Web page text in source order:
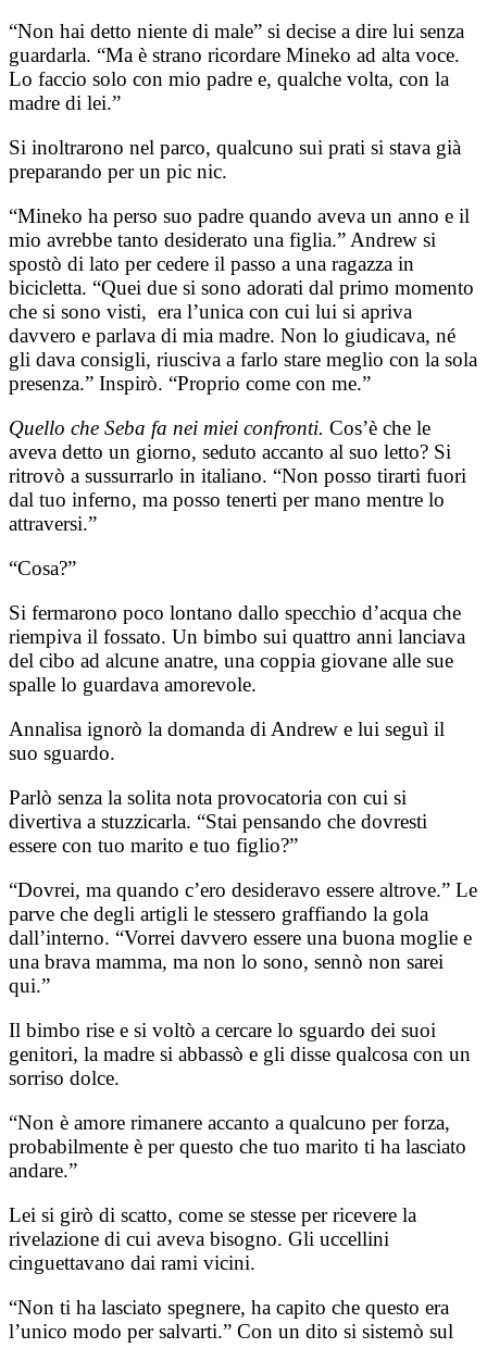
“Non hai detto niente di male” si decise a dire lui senza
guardarla. “Ma è strano ricordare Mineko ad alta voce.
Lo faccio solo con mio padre e, qualche volta, con la
madre di lei.”
Si inoltrarono nel parco, qualcuno sui prati si stava già
preparando per un pic nic.
“Mineko ha perso suo padre quando aveva un anno e il
mio avrebbe tanto desiderato una figlia.” Andrew si
spostò di lato per cedere il passo a una ragazza in
bicicletta. “Quei due si sono adorati dal primo momento
che si sono visti, era l’unica con cui lui si apriva
davvero e parlava di mia madre. Non lo giudicava, né
gli dava consigli, riusciva a farlo stare meglio con la sola
presenza.” Inspirò. “Proprio come con me.”
Quello che Seba fa nei miei confronti. Cos’è che le
aveva detto un giorno, seduto accanto al suo letto? Si
ritrovò a sussurrarlo in italiano. “Non posso tirarti fuori
dal tuo inferno, ma posso tenerti per mano mentre lo
attraversi.”
“Cosa?”
Si fermarono poco lontano dallo specchio d’acqua che
riempiva il fossato. Un bimbo sui quattro anni lanciava
del cibo ad alcune anatre, una coppia giovane alle sue
spalle lo guardava amorevole.
Annalisa ignorò la domanda di Andrew e lui seguì il
suo sguardo.
Parlò senza la solita nota provocatoria con cui si
divertiva a stuzzicarla. “Stai pensando che dovresti
essere con tuo marito e tuo figlio?”
“Dovrei, ma quando c’ero desideravo essere altrove.” Le
parve che degli artigli le stessero graffiando la gola
dall’interno. “Vorrei davvero essere una buona moglie e
una brava mamma, ma non lo sono, sennò non sarei
qui.”
Il bimbo rise e si voltò a cercare lo sguardo dei suoi
genitori, la madre si abbassò e gli disse qualcosa con un
sorriso dolce.
“Non è amore rimanere accanto a qualcuno per forza,
probabilmente è per questo che tuo marito ti ha lasciato
andare.”
Lei si girò di scatto, come se stesse per ricevere la
rivelazione di cui aveva bisogno. Gli uccellini
cinguettavano dai rami vicini.
“Non ti ha lasciato spegnere, ha capito che questo era
l’unico modo per salvarti.” Con un dito si sistemò sul